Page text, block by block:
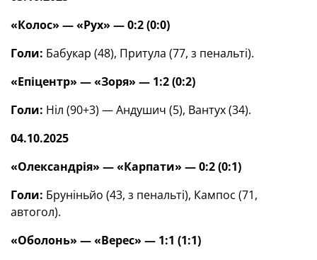
«Колос» — «Рух» — 0:2(0:0)
Голи: Бабукар (48), Притула (77, з пенальті).
«Епіцентр» — «Зоря» — 1:2 (0:2)
Голи: Ніл (90+3) — Андушич (5), Вантух (34).
04.10.2025
«Олександрія» — «Карпати» — 0:2 (0:1)
Голи: Бруніньйо (43, з пенальті), Кампос (71,
автогол).
«Оболонь» — «Верес» — 1:1 (1:1)